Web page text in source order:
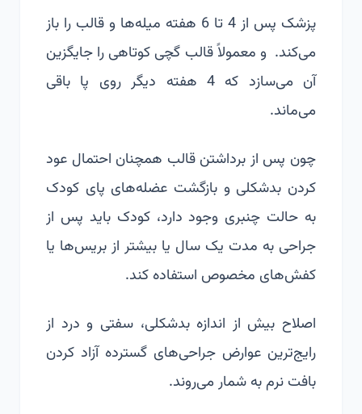
پزشک پس از 4 تا 6 هفته میله‌ها و قالب را باز
می‌کند. و معمولاً قالب گچی کوتاهی را جایگزین
آن می‌سازد که 4 هفته دیگر روی پا باقی
می‌ماند.
چون پس از برداشتن قالب همچنان احتمال عود
کردن بدشکلی و بازگشت عضله‌های پای کودک
به حالت چنبری وجود دارد، کودک باید پس از
جراحی به مدت یک سال یا بیشتر از بریس‌ها یا
کفش‌های مخصوص استفاده کند.
اصلاح بیش از اندازه بدشکلی، سفتی و درد از
رایج‌ترین عوارض جراحی‌های گسترده آزاد کردن
بافت نرم به شمار می‌روند.